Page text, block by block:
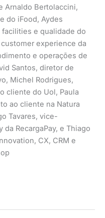
Arnaldo Bertolaccini,
do iFood, Aydes
e qualidade do
experience da
e operações de
Santos, diretor de
Michel Rodrigues,
cliente do Uol, Paula
ao cliente na Natura
Tavares, vice-
RecargaPay, e Thiago
CX, CRM e